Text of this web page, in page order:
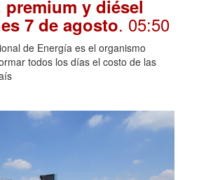
premium y diésel
7 de agosto. 05:50
de Energía es el organismo
todos los días el costo de las